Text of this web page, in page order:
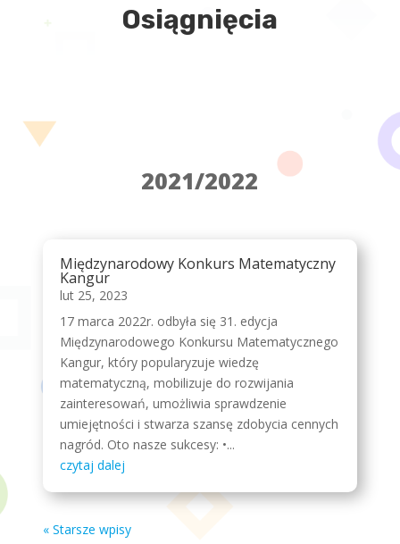
Osiągnięcia
2021/2022
Międzynarodowy Konkurs Matematyczny
Kangur
lut 25, 2023
17 marca 2022r. odbyła się 31. edycja
Międzynarodowego Konkursu Matematycznego
Kangur, który popularyzuje wiedzę
matematyczną, mobilizuje do rozwijania
zainteresowań, umożliwia sprawdzenie
umiejętności i stwarza szansę zdobycia cennych
nagród. Oto nasze sukcesy: •...
czytaj dalej
« Starsze wpisy